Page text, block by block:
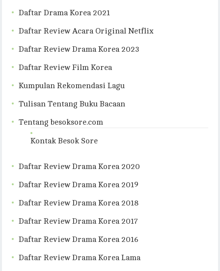
Daftar Drama Korea 2021
Daftar Review Acara Original Netflix
Daftar Review Drama Korea 2023
Daftar Review Film Korea
Kumpulan Rekomendasi Lagu
Tulisan Tentang Buku Bacaan
Tentang besoksore.com
Kontak Besok Sore
Daftar Review Drama Korea 2020
Daftar Review Drama Korea 2019
Daftar Review Drama Korea 2018
Daftar Review Drama Korea 2017
Daftar Review Drama Korea 2016
Daftar Review Drama Korea Lama